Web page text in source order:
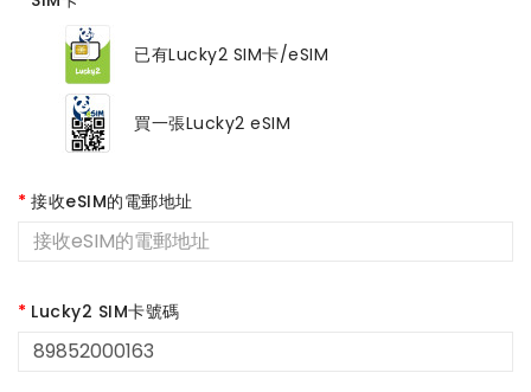
已有Lucky2 SIM卡/eSIM
買一張Lucky2 eSIM
接收eSIM的電郵地址
Lucky2 SIM卡號碼